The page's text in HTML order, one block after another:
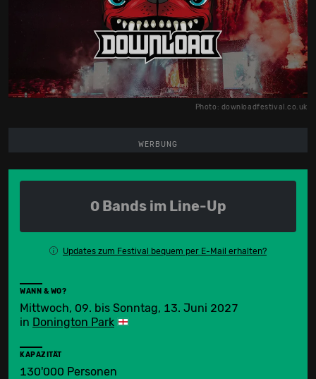
Photo: downloadfestival.co.uk
WERBUNG
0 Bands im Line-Up
Updates zum Festival bequem per E-Mail erhalten?
WANN & WO?
Mittwoch, 09. bis Sonntag, 13. Juni 2027
in Donington Park
KAPAZITÄT
130'000 Personen